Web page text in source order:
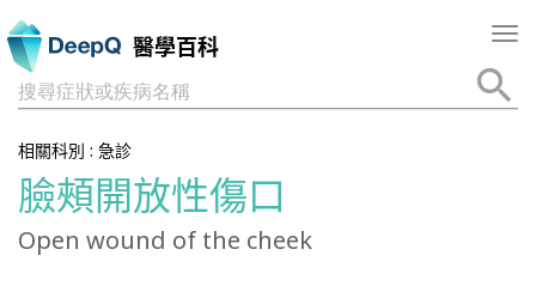
醫學百科
搜尋症狀或疾病名稱
相關科別 : 急診
臉頰開放性傷口
Open wound of the cheek